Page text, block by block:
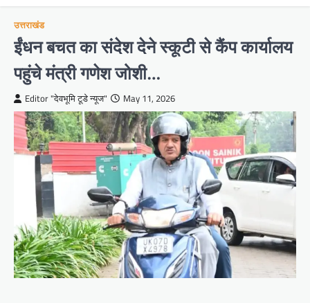
उत्तराखंड
ईंधन बचत का संदेश देने स्कूटी से कैंप कार्यालय
पहुंचे मंत्री गणेश जोशी…
Editor "देवभूमि टूडे न्यूज" May 11, 2026